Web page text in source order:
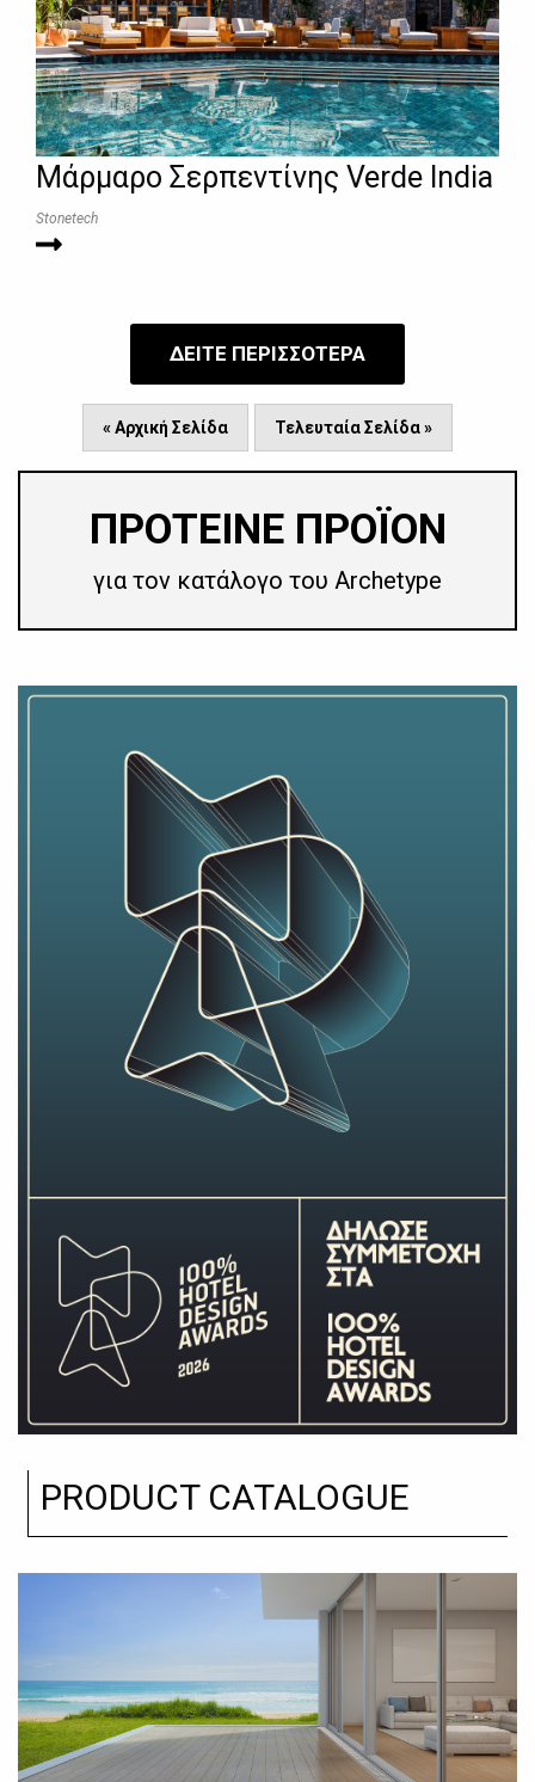
Μάρμαρο Σερπεντίνης Verde India
Stonetech
ΔΕΙΤΕ ΠΕΡΙΣΣΟΤΕΡΑ
« Αρχική Σελίδα Τελευταία Σελίδα »
ΠΡΟΤΕΙΝΕ ΠΡΟΪΟΝ
για τον κατάλογο του Archetype
PRODUCT CATALOGUE